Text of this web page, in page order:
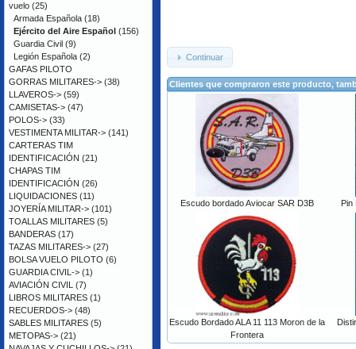
Continuar
Clientes que compraron este producto,
Escudo bordado Aviocar SAR D3B Pin
Escudo Bordado ALA 11 113 Moron de la
Frontera
vuelo (25)
Armada Española (18)
Ejército del Aire Español (156)
Guardia Civil (9)
Legión Española (2)
GAFAS PILOTO
GORRAS MILITARES-> (38)
LLAVEROS-> (59)
CAMISETAS-> (47)
POLOS-> (33)
VESTIMENTA MILITAR-> (141)
CARTERAS TIM
IDENTIFICACIÓN (21)
CHAPAS TIM
IDENTIFICACIÓN (26)
LIQUIDACIONES (11)
JOYERÍA MILITAR-> (101)
TOALLAS MILITARES (5)
BANDERAS (17)
TAZAS MILITARES-> (27)
BOLSA VUELO PILOTO (6)
GUARDIA CIVIL-> (1)
AVIACIÓN CIVIL (7)
LIBROS MILITARES (1)
RECUERDOS-> (48)
SABLES MILITARES (5)
METOPAS-> (21)